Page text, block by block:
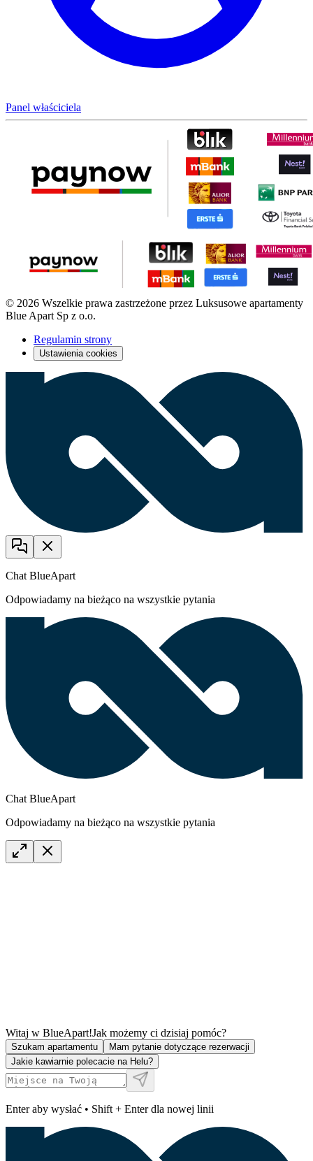
Panel właściciela
© 2026 Wszelkie prawa zastrzeżone przez Luksusowe apartamenty
Blue Apart Sp z o.o.
Regulamin strony
Ustawienia cookies
Chat BlueApart
Odpowiadamy na bieżąco na wszystkie pytania
Chat BlueApart
Odpowiadamy na bieżąco na wszystkie pytania
Witaj w BlueApart!Jak możemy ci dzisiaj pomóc?
Szukam apartamentu
Mam pytanie dotyczące rezerwacji
Jakie kawiarnie polecacie na Helu?
Enter aby wysłać • Shift + Enter dla nowej linii